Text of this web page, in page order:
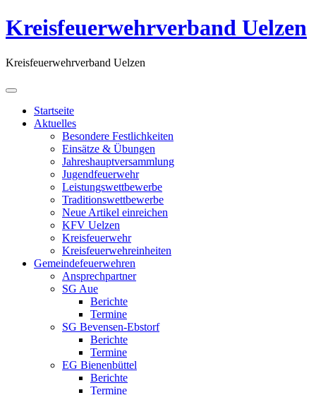
Kreisfeuerwehrverband Uelzen
Kreisfeuerwehrverband Uelzen
Startseite
Aktuelles
Besondere Festlichkeiten
Einsätze & Übungen
Jahreshauptversammlung
Jugendfeuerwehr
Leistungswettbewerbe
Traditionswettbewerbe
Neue Artikel einreichen
KFV Uelzen
Kreisfeuerwehr
Kreisfeuerwehreinheiten
Gemeindefeuerwehren
Ansprechpartner
SG Aue
Berichte
Termine
SG Bevensen-Ebstorf
Berichte
Termine
EG Bienenbüttel
Berichte
Termine